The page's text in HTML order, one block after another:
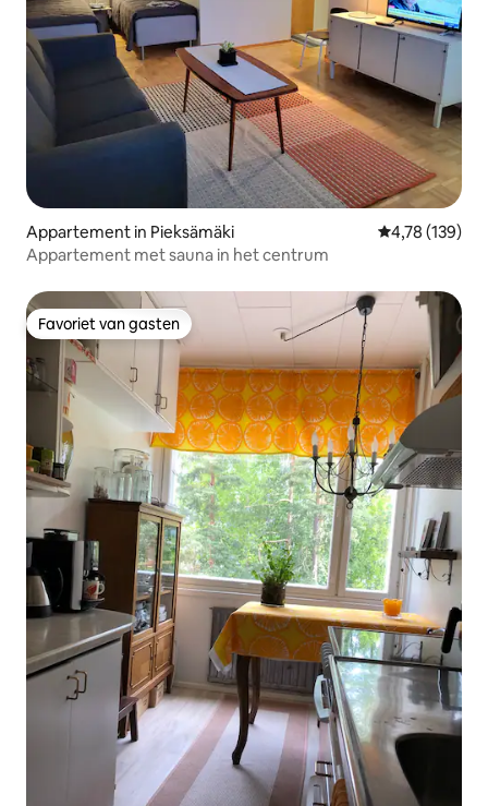
Appartement in Pieksämäki Gemiddelde
4,78 (139)
Appartement met sauna in het centrum
Favoriet van gasten
Favoriet van gasten